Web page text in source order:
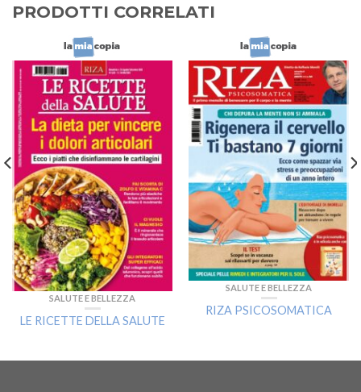
PRODOTTI CORRELATI
SALUTE E BELLEZZA
LE RICETTE DELLA SALUTE
SALUTE E BELLEZZA
RIZA PSICOSOMATICA